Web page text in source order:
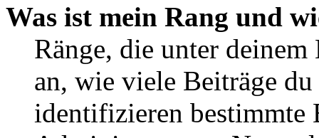
Was ist mein Rang und
Ränge, die unter deinem
an, wie viele Beiträge
identifizieren bestimmte